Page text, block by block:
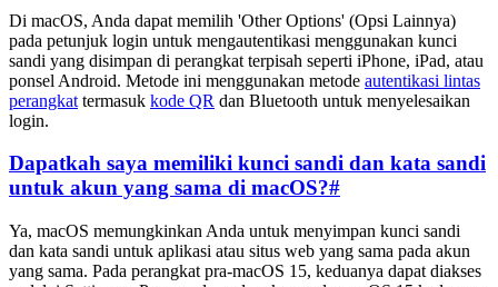
Di macOS, Anda dapat memilih 'Other Options' (Opsi Lainnya)
pada petunjuk login untuk mengautentikasi menggunakan kunci
sandi yang disimpan di perangkat terpisah seperti iPhone, iPad, atau
ponsel Android. Metode ini menggunakan metode autentikasi lintas
perangkat termasuk kode QR dan Bluetooth untuk menyelesaikan
login.
Dapatkah saya memiliki kunci sandi dan kata sandi
untuk akun yang sama di macOS?#
Ya, macOS memungkinkan Anda untuk menyimpan kunci sandi
dan kata sandi untuk aplikasi atau situs web yang sama pada akun
yang sama. Pada perangkat pra-macOS 15, keduanya dapat diakses